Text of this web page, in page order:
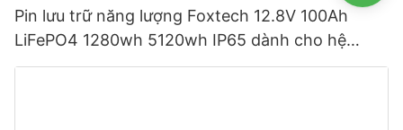
Pin lưu trữ năng lượng Foxtech 12.8V 100Ah
LiFePO4 1280wh 5120wh IP65 dành cho hệ
thống năng lượng mặt trời gia đình